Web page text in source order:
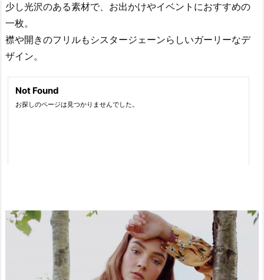
少し光沢のある素材で、お出かけやイベントにおすすめの
一枚。
襟や開きのフリルもシスタージェーンらしいガーリーなデ
ザイン。